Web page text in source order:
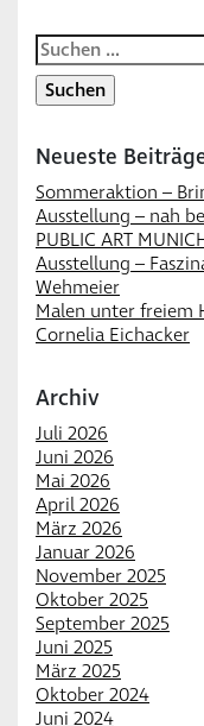
Suchen
nach:
Neueste
Sommeraktion –
Ausstellung – nah
PUBLIC ART
Ausstellung –
Wehmeier
Malen unter freiem
Cornelia Eichacker
Archiv
Juli 2026
Juni 2026
Mai 2026
April 2026
März 2026
Januar 2026
November 2025
Oktober 2025
September 2025
Juni 2025
März 2025
Oktober 2024
Juni 2024